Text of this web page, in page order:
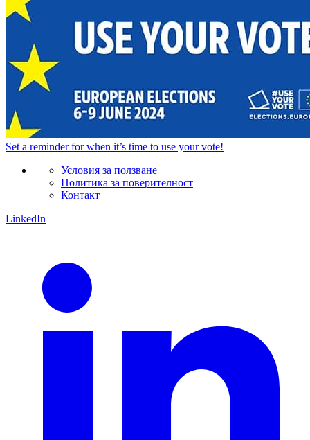
Set a reminderfor when it’s time to use your vote!
Условия за ползване
Политика за поверителност
Контакт
LinkedIn